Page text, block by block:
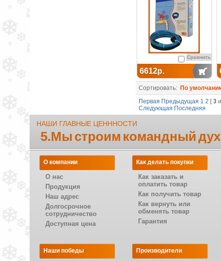
Сравнить
6612р.
Сортировать: По
Первая Предыдущая 1 2 [3
Следующая Последняя
НАШИ ГЛАВНЫЕ ЦЕНННОСТИ
5.Мы строим командный
О компании
О нас
Продукция
Наш адрес
Долгосрочное
сотрудничество
Доступная цена
Как делать покупки
Как заказать и
оплатить товар
Как получить товар
Как вернуть или
обменять товар
Гарантия
Наши победы Производители